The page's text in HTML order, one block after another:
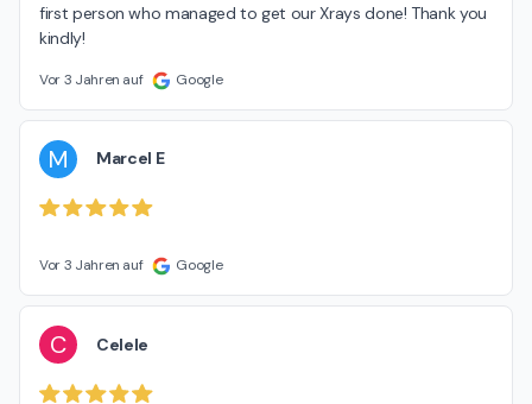
first person who managed to get our Xrays done! Thank you
kindly!
Vor 3 Jahren auf Google
M Marcel E
Vor 3 Jahren auf Google
C Celele